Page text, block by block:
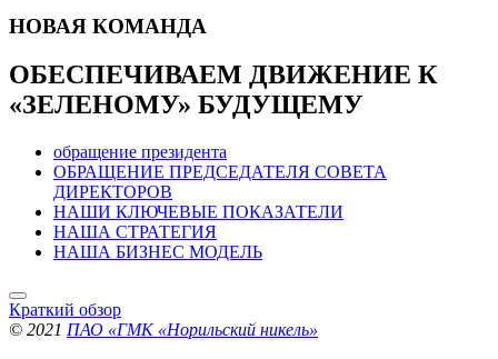
НОВАЯ КОМАНДА
ОБЕСПЕЧИВАЕМ ДВИЖЕНИЕ К
«ЗЕЛЕНОМУ» БУДУЩЕМУ
обращение президента
ОБРАЩЕНИЕ ПРЕДСЕДАТЕЛЯ СОВЕТА
ДИРЕКТОРОВ
НАШИ КЛЮЧЕВЫЕ ПОКАЗАТЕЛИ
НАША СТРАТЕГИЯ
НАША БИЗНЕС МОДЕЛЬ
Краткий обзор
© 2021 ПАО «ГМК «Норильский никель»